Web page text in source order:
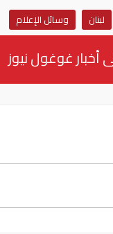
لبنان وسائل الإعلام
أخبار غوغول نيوز